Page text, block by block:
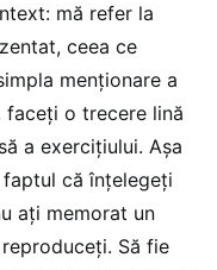
mă refer la
ceea ce
menționare a
o trecere lină
a exercițiului. Așa
că înțelegeți
ați memorat un
Să fie